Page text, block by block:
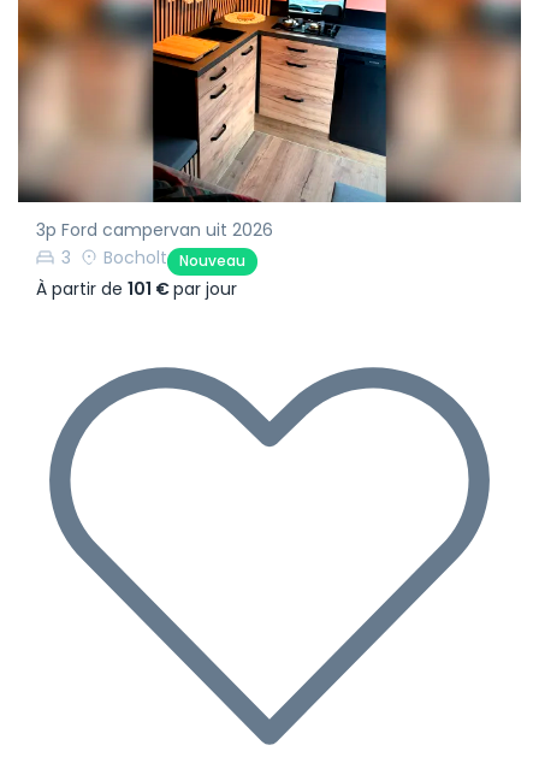
3p Ford campervan uit 2026
3
Bocholt Nouveau
À partir de 101 €par jour